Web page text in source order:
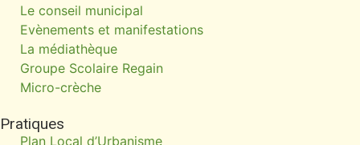
Le conseil municipal
Evènements et manifestations
La médiathèque
Groupe Scolaire Regain
Micro-crèche
Pratiques
Plan Local d’Urbanisme